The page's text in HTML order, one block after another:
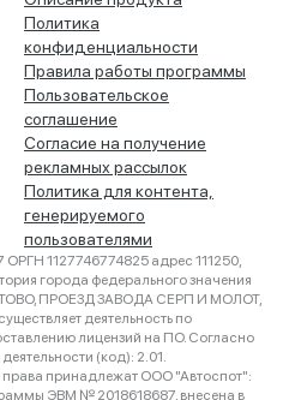
Политика
конфиденциальности
Правила работы программы
Пользовательское
соглашение
Согласие на получение
рекламных рассылок
Политика для контента,
генерируемого
пользователями
1127746774825 адрес 111250,
города федерального значения
ПРОЕЗД ЗАВОДА СЕРП И МОЛОТ,
деятельность по
лицензий на ПО. Согласно
(код): 2.01.
принадлежат ООО "Автоспот":
ЭВМ № 2018618687, внесена в